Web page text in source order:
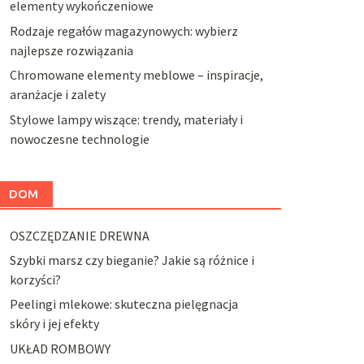
elementy wykończeniowe
Rodzaje regałów magazynowych: wybierz
najlepsze rozwiązania
Chromowane elementy meblowe – inspiracje,
aranżacje i zalety
Stylowe lampy wiszące: trendy, materiały i
nowoczesne technologie
DOM
OSZCZĘDZANIE DREWNA
Szybki marsz czy bieganie? Jakie są różnice i
korzyści?
Peelingi mlekowe: skuteczna pielęgnacja
skóry i jej efekty
UKŁAD ROMBOWY